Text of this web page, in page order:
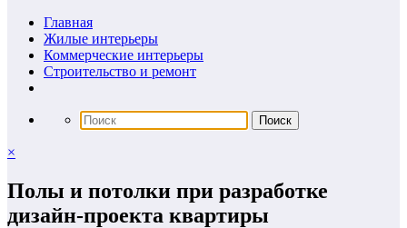
Главная
Жилые интерьеры
Коммерческие интерьеры
Строительство и ремонт
×
Полы и потолки при разработке
дизайн-проекта квартиры